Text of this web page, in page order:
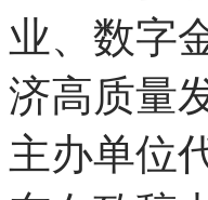
的综合性
国家战略
经济转型